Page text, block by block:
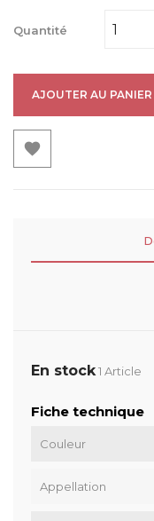
Quantité
AJOUTER AU PANIER

En stock1 Article
Fiche technique
Couleur
Appellation